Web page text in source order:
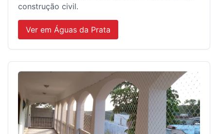
construção civil.
Ver em Águas da Prata